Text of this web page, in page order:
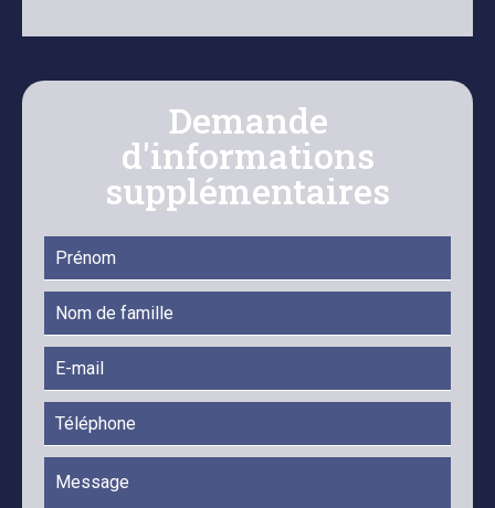
Demande
d'informations
supplémentaires